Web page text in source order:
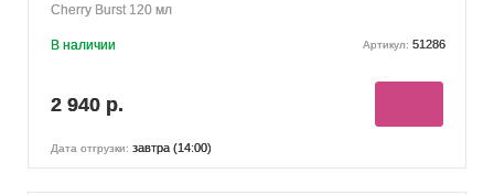
Cherry Burst 120 мл
В наличии Артикул: 51286
2 940 р.
Дата отгрузки: завтра (14:00)